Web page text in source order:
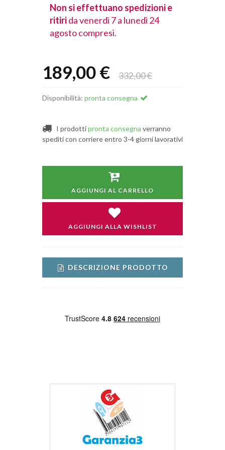
Non si effettuano spedizioni e
ritirida venerdì 7 a lunedì 24
agosto compresi.
189,00 € 332,00 €
Disponibilità: pronta consegna
I prodottipronta consegna verranno
spediti con corriere entro 3-4 giorni lavorativi
AGGIUNGI AL CARRELLO
AGGIUNGI ALLA WISHLIST
DESCRIZIONE PRODOTTO